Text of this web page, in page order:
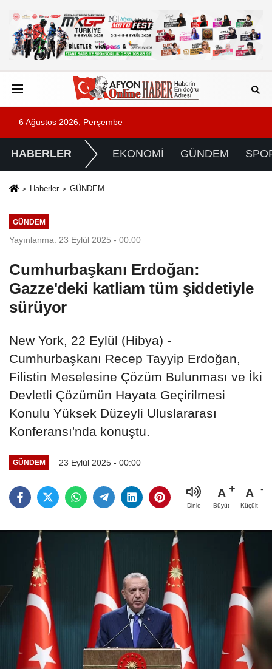
6 Ağustos 2026, Perşembe
HABERLER EKONOMİ GÜNDEM
Haberler GÜNDEM
GÜNDEM
Yayınlanma: 23 Eylül 2025 - 00:00
Cumhurbaşkanı Erdoğan:
Gazze'deki katliam tüm şiddetiyle
sürüyor
New York, 22 Eylül (Hibya) -
Cumhurbaşkanı Recep Tayyip Erdoğan,
Filistin Meselesine Çözüm Bulunması ve İki
Devletli Çözümün Hayata Geçirilmesi
Konulu Yüksek Düzeyli Uluslararası
Konferansı'nda konuştu.
GÜNDEM 23 Eylül 2025 - 00:00
Dinle
A
Büyüt
A
Küçült